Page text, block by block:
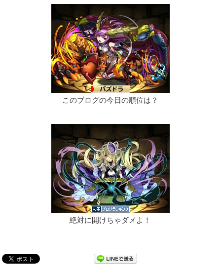
このブログの今日の順位は？
絶対に開けちゃダメよ！